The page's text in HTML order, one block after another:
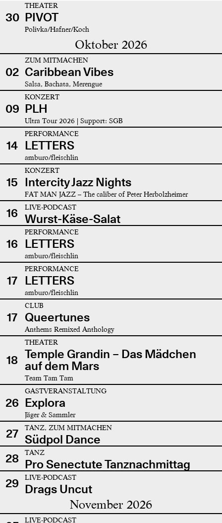
30
THEATER
PIVOT
Polivka/Hafner/Koch
Oktober 2026
02
ZUM MITMACHEN
Caribbean Vibes
Salsa, Bachata, Merengue
09
KONZERT
PLH
Ultra Tour 2026 | Support: SGB
14
PERFORMANCE
LETTERS
amburo/fleischlin
15
KONZERT
Intercity Jazz Nights
FAT MAN JAZZ – The caliber of Peter Herbolzheimer
16 LIVE-PODCAST
Wurst-Käse-Salat
16
PERFORMANCE
LETTERS
amburo/fleischlin
17
PERFORMANCE
LETTERS
amburo/fleischlin
17
CLUB
Queertunes
Anthems Remixed Anthology
18
THEATER
Temple Grandin – Das Mädchen
auf dem Mars
Team Tam Tam
26
GASTVERANSTALTUNG
Explora
Jäger & Sammler
27 TANZ, ZUM MITMACHEN
Südpol Dance
28
TANZ
Pro Senectute Tanznachmittag
29
LIVE-PODCAST
Drags Uncut
November 2026
LIVE-PODCAST